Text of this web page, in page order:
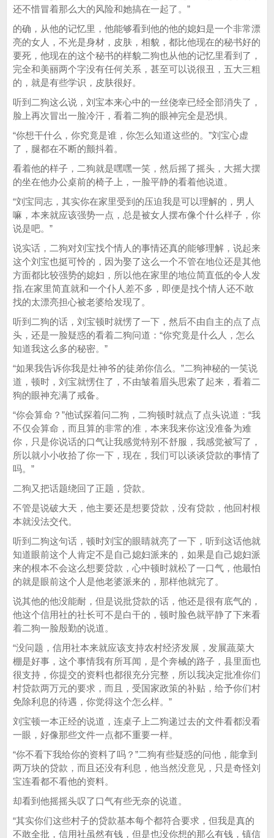
还不惜冒着那么大的风险和她搞在一起了。”
的确，从他的记忆里，他能够看到他的他的媳妇是一个非常漂
亮的女人，不光是身材，皮肤，相貌，都比他现在的秘书好的
要死，他现在的这个秘书的样貌二狗也从他的记忆里看到了，
完全和美丽两个字没有任何关系，甚至可以说很丑，五大三粗
的，就是有些学识，皮肤很好。
听到二狗这么说，刘宝本来心中的一丝侥幸已经全部消失了，
脸上再次冒出一脸冷汗，看着二狗的眼神完全是恐惧。
“你想干什么，你究竟是谁，你怎么知道这些的。”刘宝心虚
了，腿都在不断的颤抖着。
看着他的样子，二狗就是嘿嘿一笑，然后摇了摇头，大摇大摆
的坐在他办公桌前的椅子上，一脸平静的看着他说道。
“刘宝同志，其实你在家里受到的压迫我是可以理解的，男人
嘛，本来就应该强势一点，总是被女人摆布像个什么样子，你
说是吧。”
说实话，二狗对刘宝找个情人的事情还真的能够理解，说起来
这个刘宝也挺可怜的，因为娶了这么一个不管在地位还是其他
方面都比较强势的媳妇，所以他在家里的地位简直低的令人发
指,在家里简直就和一个仆人差不多，即便是找个情人还不敢
找的太漂亮担心被老婆给发现了。
听到二狗的话，刘宝顿时就愣了一下，然后不由自主的点了点
头，还是一脸疑惑的看着二狗问道：“你究竟是什么人，怎么
知道我这么多的秘密。”
“如果我告诉你我是灶神爷的徒弟你信么。”二狗神秘的一笑说
道，顿时，刘宝就愣住了，不由皱着眉头思索了起来，看着二
狗的眼神充满了戒备。
“你会算命？”他试探着问二狗，二狗顿时就点了点头说道：“我
不仅会算命，而且算的非常的准，本来我来你这没准备为难
你，只是你说话的口气让我感觉特别不舒服，我感觉被写了，
所以就小小收拾了你一下，现在，我们可以谈谈贷款的事情了
吗。”
二狗又把话题绕回了正题，贷款。
不管是说破大天，他主要还是想要贷款，没有贷款，他回村根
本就没法交代。
听到二狗这句话，顿时刘宝的眼睛就亮了一下，听到这话他就
知道眼前这个人肯定不是自己媳妇派来的，如果是自己媳妇派
来的根本不会这么想要贷款，心中顿时就松了一口气，他最怕
的就是眼前这个人是他老婆派来的，那样他就完了。
说其他的他没能耐，但是说批贷款的话，他还是很有底气的，
他这个信用社的社长可不是白干的，顿时脸色就平静了下来看
着二狗一脸殷勤的说道。
“没问题，信用社本来就应该支持农村经济发展，发展蔬菜大
棚是好事，这个事情我有所耳闻，是个奔械的路子，县里面也
很支持，你提交的资料也都很充分完整，所以我决定批准你们
村贷款两万元的要求，而且，受国家政策的补贴，给予你们村
免除利息的待遇，你觉得这个怎么样。”
刘宝顿一本正经的说道，连桌子上二狗递过去的文件看都没看
一眼，好像那些文件一点都不重要一样。
“你不看下我给你的资料了吗？”二狗有些疑惑的问他，能拿到
两万块的贷款，而且还没有利息，他当然没意见，只是奇怪刘
宝连看都不看他的资料。
却看到他摇摇头叹了口气有些无奈的说道。
“其实你们这些村子的贷款基本每个都符合要求，但我是真的
不敢全批，信用社虽然有钱，但是也没你想的那么有钱，镇信